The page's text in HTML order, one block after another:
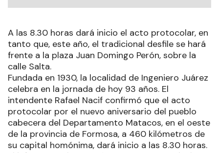
A las 8.30 horas dará inicio el acto protocolar, en
tanto que, este año, el tradicional desfile se hará
frente a la plaza Juan Domingo Perón, sobre la
calle Salta.
Fundada en 1930, la localidad de Ingeniero Juárez
celebra en la jornada de hoy 93 años. El
intendente Rafael Nacif confirmó que el acto
protocolar por el nuevo aniversario del pueblo
cabecera del Departamento Matacos, en el oeste
de la provincia de Formosa, a 460 kilómetros de
su capital homónima, dará inicio a las 8.30 horas.